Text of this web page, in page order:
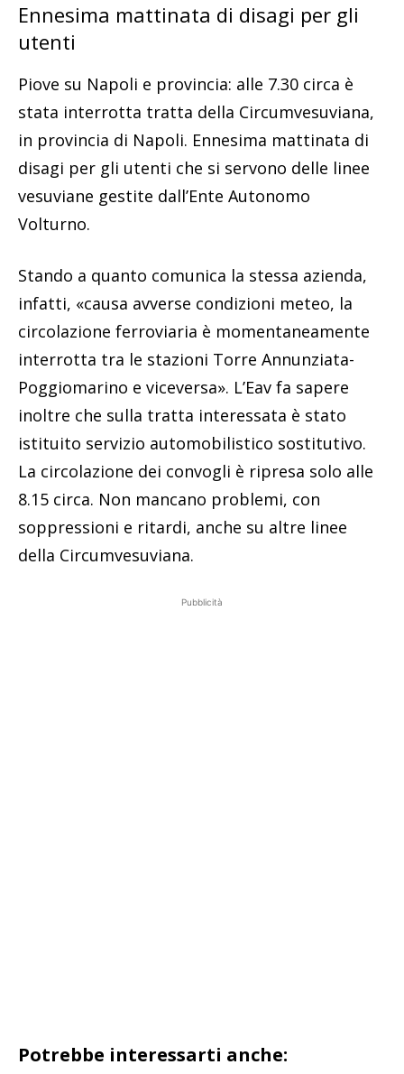
Ennesima mattinata di disagi per gli
utenti
Piove su Napoli e provincia: alle 7.30 circa è
stata interrotta tratta della Circumvesuviana,
in provincia di Napoli. Ennesima mattinata di
disagi per gli utenti che si servono delle linee
vesuviane gestite dall’Ente Autonomo
Volturno.
Stando a quanto comunica la stessa azienda,
infatti, «causa avverse condizioni meteo, la
circolazione ferroviaria è momentaneamente
interrotta tra le stazioni Torre Annunziata-
Poggiomarino e viceversa». L’Eav fa sapere
inoltre che sulla tratta interessata è stato
istituito servizio automobilistico sostitutivo.
La circolazione dei convogli è ripresa solo alle
8.15 circa. Non mancano problemi, con
soppressioni e ritardi, anche su altre linee
della Circumvesuviana.
Pubblicità
Potrebbe interessarti anche: